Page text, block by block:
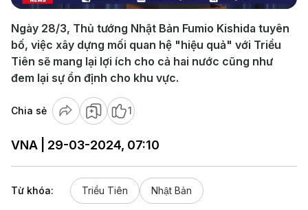
Ngày 28/3, Thủ tướng Nhật Bản Fumio Kishida tuyên
bố, việc xây dựng mối quan hệ "hiệu quả" với Triều
Tiên sẽ mang lại lợi ích cho cả hai nước cũng như
đem lại sự ổn định cho khu vực.
Chia sẻ 1
VNA | 29-03-2024, 07:10
Từ khóa: Triều Tiên Nhật Bản